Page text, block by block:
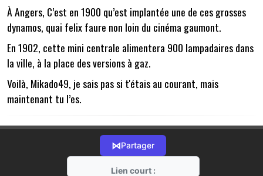
À Angers, C’est en 1900 qu’est implantée une de ces grosses
dynamos, quai felix faure non loin du cinéma gaumont.
En 1902, cette mini centrale alimentera 900 lampadaires dans
la ville, à la place des versions à gaz.
Voilà, Mikado49, je sais pas si t'étais au courant, mais
maintenant tu l’es.
⋈Partager
Lien court :